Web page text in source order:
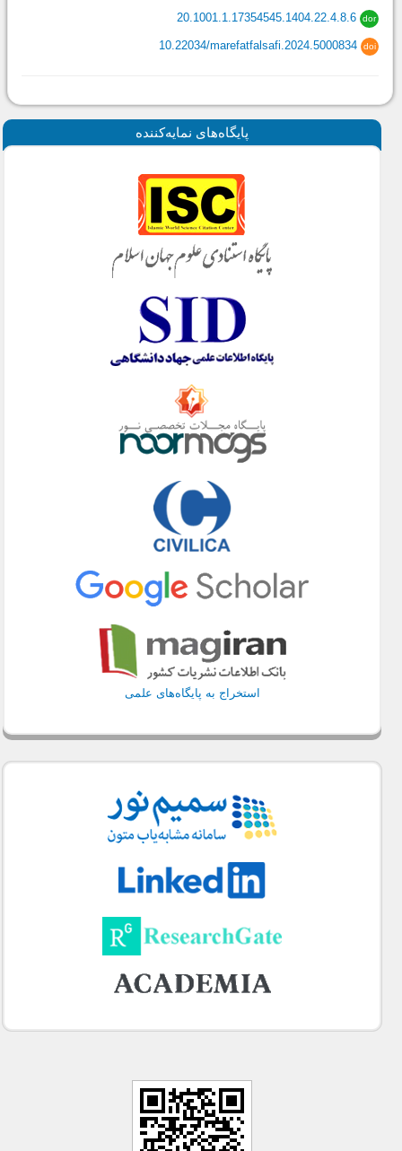
dor
20.1001.1.17354545.1404.22.4.8.6
doi
10.22034/marefatfalsafi.2024.5000834
پايگاه‌های نمايه‌كننده
استخراج به پایگاه‌های علمی